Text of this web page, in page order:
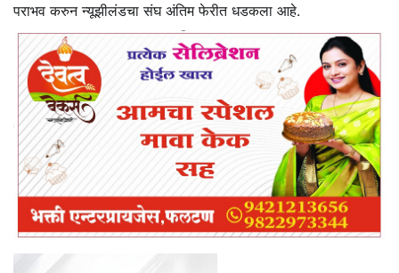
पराभव करुन न्यूझीलंडचा संघ अंतिम फेरीत धडकला आहे.